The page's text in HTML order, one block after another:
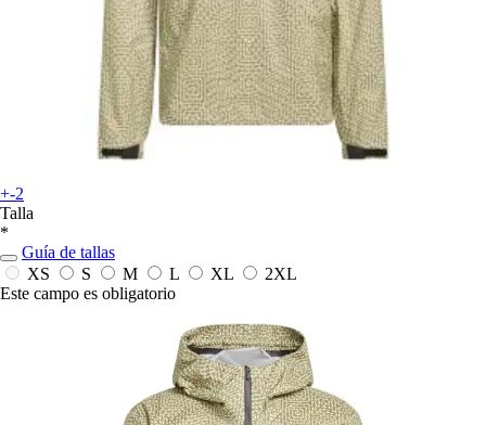
+-2
Talla
*
Guía de tallas
XS
S M L XL
2XL
Este campo es obligatorio